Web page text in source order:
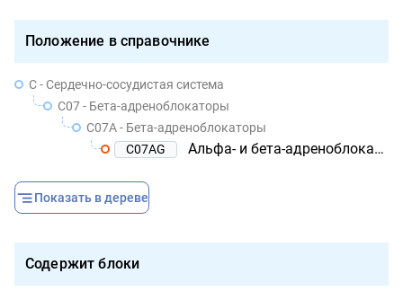
Положение в справочнике
C - Сердечно-сосудистая система
C07 - Бета-адреноблокаторы
C07A - Бета-адреноблокаторы
C07AG
Альфа- и бета-адреноблокаторы
Показать в дереве
Содержит блоки